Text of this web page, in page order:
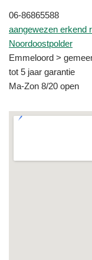
06-86865588
aangewezen erkend
Noordoostpolder
Emmeloord >
tot 5 jaar garantie
Ma-Zon 8/20 open